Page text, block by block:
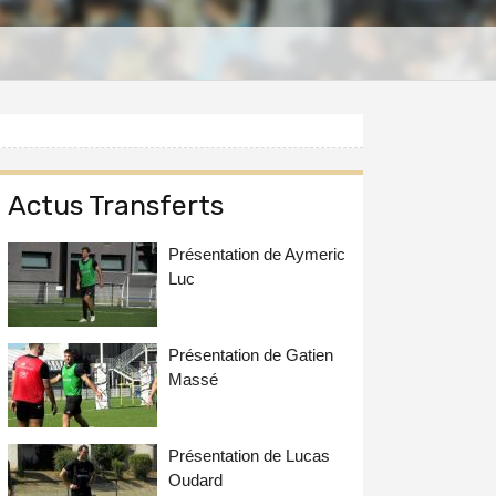
Actus Transferts
Présentation de Aymeric
Luc
Présentation de Gatien
Massé
Présentation de Lucas
Oudard